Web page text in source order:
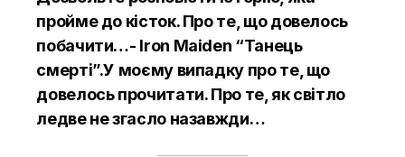
пройме до кісток. Про те, що довелось
побачити…- Iron Maiden “Танець
смерті”.У моєму випадку про те, що
довелось прочитати. Про те, як світло
ледве не згасло назавжди…